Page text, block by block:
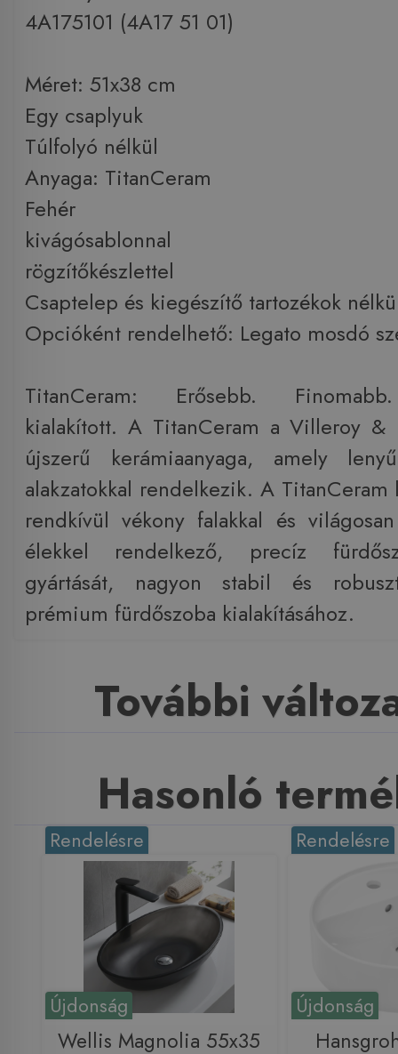
4A175101 (4A17 51 01)
Méret: 51x38 cm
Egy csaplyuk
Túlfolyó nélkül
Anyaga: TitanCeram
Fehér
kivágósablonnal
rögzítőkészlettel
Csaptelep és kiegészítő tartozékok
Opcióként rendelhető: Legato mosdó
TitanCeram: Erősebb.
kialakított. A TitanCeram a Villeroy &
újszerű kerámiaanyaga, amely
alakzatokkal rendelkezik. A
rendkívül vékony falakkal és
élekkel rendelkező, precíz
gyártását, nagyon stabil és
prémium fürdőszoba kialakításához.
További
Hasonló
Újdonság
Rendelésre
Wellis Magnolia 55x35
Újdonság
Rendelésre